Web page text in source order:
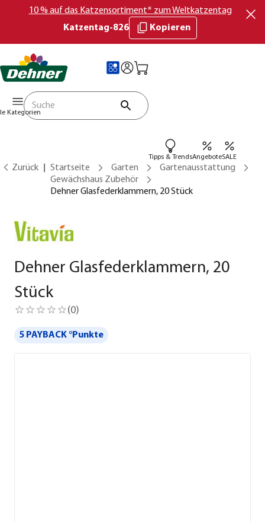
10 % auf das Katzensortiment* zum Weltkatzentag
Katzentag-826
Kopieren
Kategorien
Tipps & TrendsAngeboteSALE
Zurück Startseite Garten
Gartenausstattung
Gewächshaus Zubehör
Dehner Glasfederklammern, 20 Stück
Dehner Glasfederklammern, 20
Stück
(0)
5 PAYBACK °Punkte